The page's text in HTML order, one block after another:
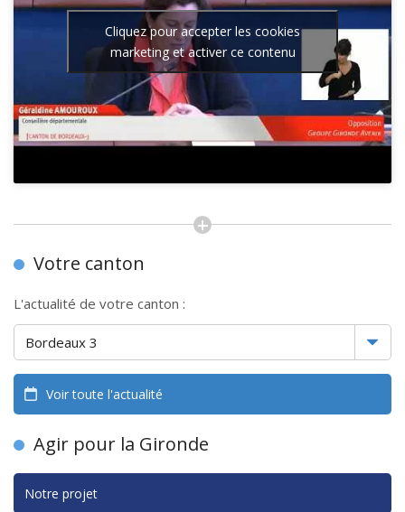
Cliquez pour accepter les cookies
marketing et activer ce contenu
Votre canton
L'actualité de votre canton :
Voir toute l'actualité
Agir pour la Gironde
Notre projet